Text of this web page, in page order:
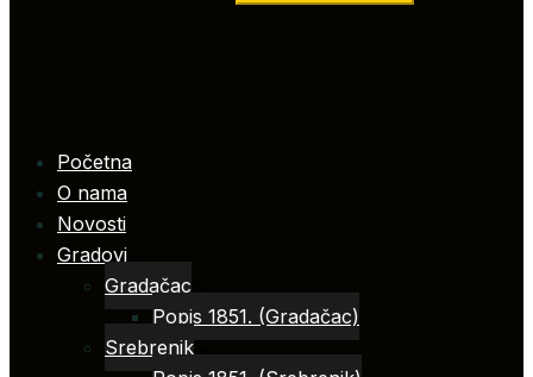
Početna
O nama
Novosti
Gradovi
Gradačac
Popis 1851. (Gradačac)
Srebrenik